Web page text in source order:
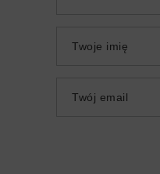
Twoje imię
Twój email